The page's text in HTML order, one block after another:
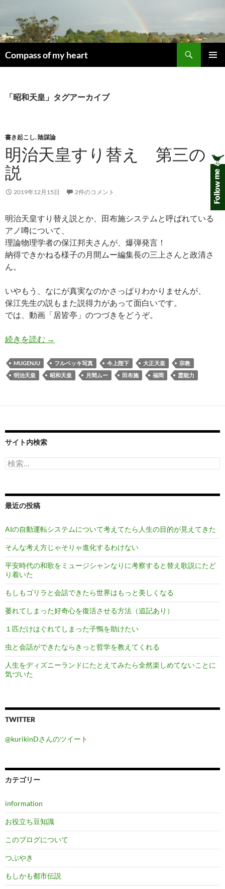
ン
ツ
へ
Compass of my heart
索
「昭和天皇」タグアーカイブ
書き起こし, 陰謀論
明治天皇すり替え 第三の
説
2019年12月15日 2件のコメント
明治天皇すり替え説とか、田布施システムと呼ばれている
アノ噂について、
理論物理学者の保江邦夫さんが、爆弾発言！
納得できかねる様子の月間ムー編集長の三上さんと政清さ
ん。
いやもう、なにが真実なのかさっぱりわかりませんが、
保江先生の説もまた説得力があって面白いです。
では、動画「居皆亭」のつづきをどうぞ。
続きを読む 明治天皇すり替え 第三の説
→
MUGENJU フルベッキ写真 今上陛下 大正天皇
宗教
明治天皇
昭和天皇 月間ムー 田布施 福岡 霊能力
サイト内検索
検
索:
最近の投稿
AIの自動運転システムについて考えてたら人生の目的が見えてきた
そんな考え方じゃそりゃ進化するわけない
平安時代の和歌をミュージシャンなりに考察すると替え歌説にたど
り着いた
もしもゴリラと会話できたら世界はもっと美しくなる
萎れてしまった好奇心を復活させる方法（追記あり）
１匹だけはぐれてしまった子鴨を助けたい
虫と会話ができたならきっと哲学を教えてくれる
人生をディズニーランドにたとえてみたら全然楽しめてないことに
気づいた
TWITTER
@kurikinDさんのツイート
カテゴリー
information
お役立ち豆知識
このブログについて
つぶやき
もしかも都市伝説